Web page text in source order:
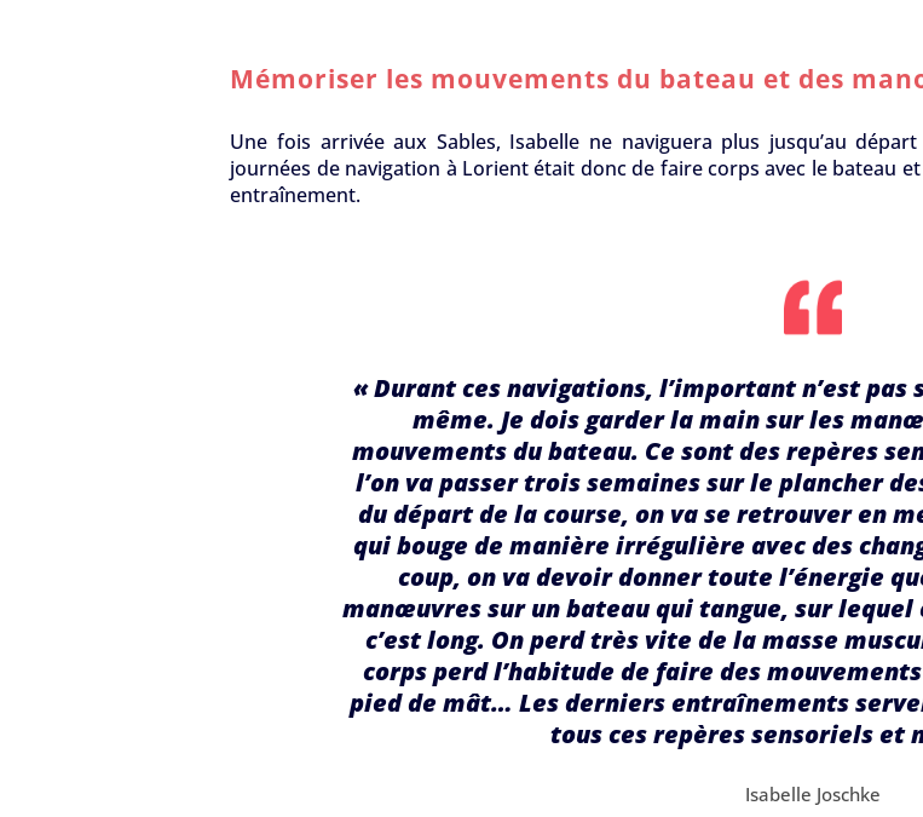
Mémoriser les mouvements du bateau et des
Une fois arrivée aux Sables, Isabelle ne naviguera plus jusqu’au
journées de navigation à Lorient était donc de faire corps avec le bateau
entraînement.
« Durant ces navigations, l’important n’est
même. Je dois garder la main sur les
mouvements du bateau. Ce sont des repères
l’on va passer trois semaines sur le plancher
du départ de la course, on va se retrouver en
qui bouge de manière irrégulière avec des
coup, on va devoir donner toute l’énergie
manœuvres sur un bateau qui tangue, sur
c’est long. On perd très vite de la masse
corps perd l’habitude de faire des
pied de mât… Les derniers entraînements
tous ces repères sensoriels et
Isabelle Joschke